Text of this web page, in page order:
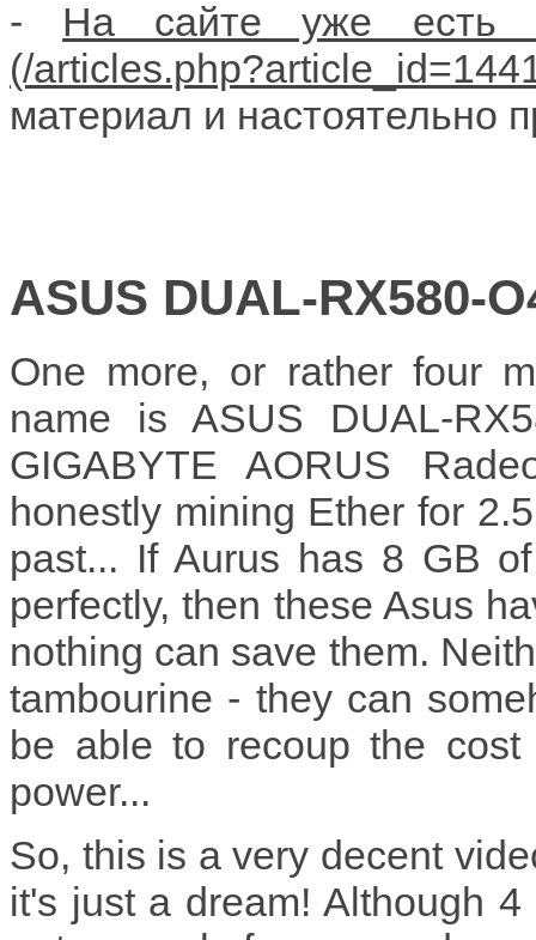
- На сайте уже есть
материал и настоятельно
ASUS DUAL-RX580-
One more, or rather four
name is ASUS DUAL-
GIGABYTE AORUS
honestly mining Ether for
past... If Aurus has 8 GB
perfectly, then these Asus
nothing can save them.
tambourine - they can
be able to recoup the
power...
So, this is a very decent
it's just a dream! Although